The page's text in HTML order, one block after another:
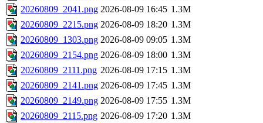
20260809_2041.png 2026-08-09 16:45 1.3M
20260809_2215.png 2026-08-09 18:20 1.3M
20260809_1303.png 2026-08-09 09:05 1.3M
20260809_2154.png 2026-08-09 18:00 1.3M
20260809_2111.png 2026-08-09 17:15 1.3M
20260809_2141.png 2026-08-09 17:45 1.3M
20260809_2149.png 2026-08-09 17:55 1.3M
20260809_2115.png 2026-08-09 17:20 1.3M